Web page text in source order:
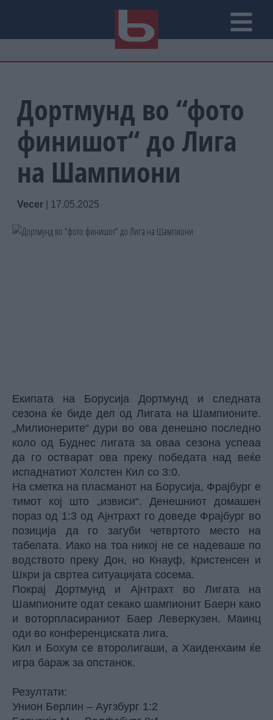
Дортмунд во “фото
финишот“ до Лига
на Шампиони
Vecer 17.05.2025
Екипата на Борусија Дортмунд и следната
сезона ќе биде дел од Лигата на Шампионите.
„Милионерите“ дури во ова денешно последно
коло од Буднес лигата за оваа сезона успеаа
да го остварат ова преку победата над веќе
испаднатиот Холстен Кил со 3:0.
На сметка на пласманот на Борусија, Фрајбург е
тимот кој што „извиси“. Денешниот домашен
пораз од 1:3 од Ајнтрахт го доведе Фрајбург во
позиција да го загуби четвртото место на
табелата. Иако на тоа никој не се надеваше по
водството преку Дон, но Кнауф, Кристенсен и
Шкри ја свртеа ситуацијата сосема.
Покрај Дортмунд и Ајнтрахт во Лигата на
Шампионите одат секако шампионит Баерн како
и воторпласираниот Баер Леверкузен. Маинц
оди во конференциската лига.
Кил и Бохум се второлигаши, а Хаиденхаим ќе
игра бараж за опстанок.
Резултати:
Унион Берлин – Аугзбург 1:2